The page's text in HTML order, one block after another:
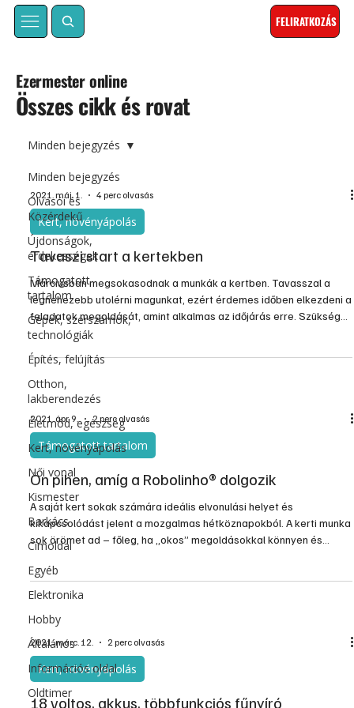
FELIRATKOZÁS
Összes cikk és rovat
Ezermester online
Minden bejegyzés
Olvasói és
Közérdekű
Újdonságok,
érdekességek
Támogatott
tartalom
Gépek, szerszámok,
technológiák
Építés, felújítás
Otthon,
lakberendezés
Életmód, egészség
Kert, növényápolás
Női vonal
Kismester
Barkács
Címoldal
Egyéb
Elektronika
Hobby
Általános
Információs oldal
Oldtimer
Minden bejegyzés
2021. máj. 1. 4 perc olvasás
Kert, növényápolás
Tavaszi start a kertekben
Márciusban megsokasodnak a munkák a kertben. Tavasszal a
legnehezebb utolérni magunkat, ezért érdemes időben elkezdeni a
feladatok megoldását, amint alkalmas az időjárás erre. Szükség
van a lemosó permetezésre
2021. ápr. 9. 2 perc olvasás
Támogatott tartalom
Ön pihen, amíg a Robolinho® dolgozik
A saját kert sokak számára ideális elvonulási helyet és
kikapcsolódást jelent a mozgalmas hétköznapokból. A kerti munka
sok örömet ad – főleg, ha „okos” megoldásokkal könnyen és
fűnyírás legtöbbünknek azonban inkább teher, mint élvezet. Az AL-
KO Robolinho® robotfűnyíró gépcsalád a fűnyírást teljesen
használjuk.
2021. márc. 12. 2 perc olvasás
Kert, növényápolás
18 voltos, akkus, többfunkciós fűnyíró